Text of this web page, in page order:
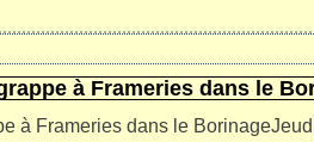
à Frameries dans le